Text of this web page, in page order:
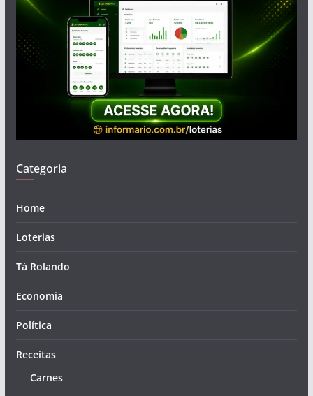
Categoria
Home
Loterias
Tá Rolando
Economia
Política
Receitas
Carnes